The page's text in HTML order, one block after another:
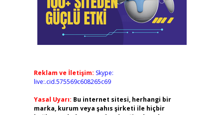
Reklam ve İletişim: Skype:
live:.cid.575569c608265c69
Yasal Uyarı: Bu internet sitesi, herhangi bir
marka, kurum veya şahıs şirketi ile hiçbir